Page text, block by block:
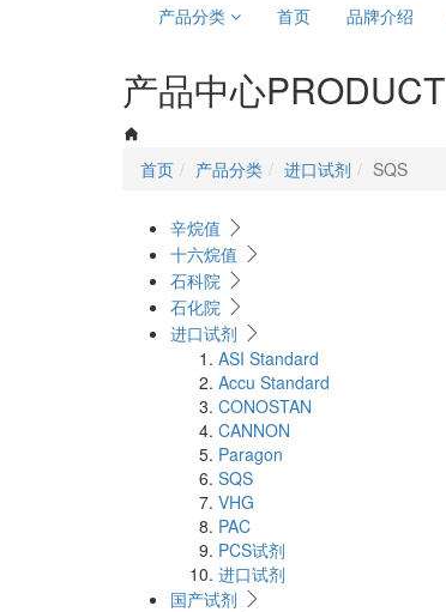
产品分类 首页 品牌介绍
产品中心PRODUCT
首页 产品分类 进口试剂 SQS
辛烷值
十六烷值
石科院
石化院
进口试剂
ASI Standard
Accu Standard
CONOSTAN
CANNON
Paragon
SQS
VHG
PAC
PCS试剂
进口试剂
国产试剂